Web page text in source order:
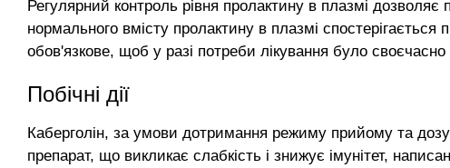
Регулярний контроль рівня пролактину в плазмі
нормального вмісту пролактину в плазмі
обов'язкове, щоб у разі потреби лікування було своєчасно
Побічні дії
Каберголін, за умови дотримання режиму прийому та
препарат, що викликає слабкість і знижує імунітет,